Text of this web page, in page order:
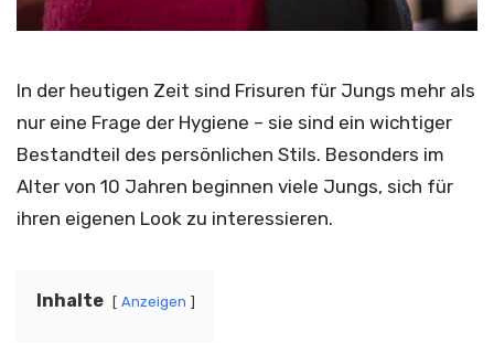
In der heutigen Zeit sind Frisuren für Jungs mehr als
nur eine Frage der Hygiene – sie sind ein wichtiger
Bestandteil des persönlichen Stils. Besonders im
Alter von 10 Jahren beginnen viele Jungs, sich für
ihren eigenen Look zu interessieren.
Inhalte Anzeigen